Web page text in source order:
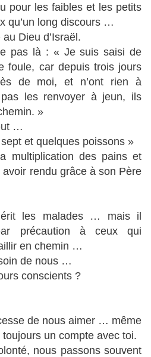
pour les faibles et les petits
qu’un long discours …
Dieu d’Israël.
pas là : « Je suis saisi de
foule, car depuis trois jours
de moi, et n’ont rien à
les renvoyer à jeun, ils
»
…
et quelques poissons »
multiplication des pains et
rendu grâce à son Père
les malades … mais il
précaution à ceux qui
en chemin …
de nous …
conscients ?
de nous aimer … même
un compte avec toi.
nous passons souvent